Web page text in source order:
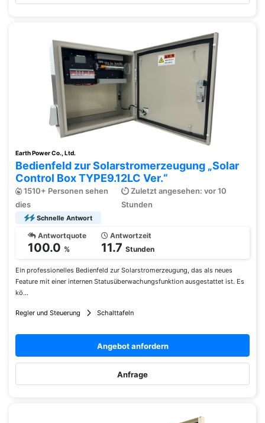
Earth Power Co., Ltd.
Bedienfeld zur Solarstromerzeugung „Solar
Control Box TYPE9.12LC Ver.“
1510+ Personen sehen
dies
Zuletzt angesehen: vor 10
Stunden
Schnelle Antwort
Antwortquote
100.0 %
Antwortzeit
11.7 Stunden
Ein professionelles Bedienfeld zur Solarstromerzeugung, das als neues
Feature mit einer internen Statusüberwachungsfunktion ausgestattet ist. Es
kö...
Regler und Steuerung Schalttafeln
Angebot anfordern
Anfrage